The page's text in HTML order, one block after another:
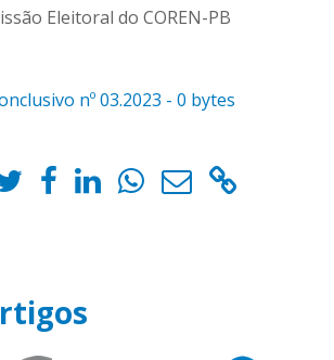
Eleitoral do COREN-PB
nº 03.2023 - 0 bytes